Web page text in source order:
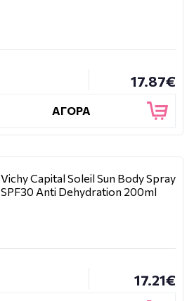
17.87€
ΑΓΟΡΑ
Vichy Capital Soleil Sun Body Spray
SPF30 Anti Dehydration 200ml
17.21€